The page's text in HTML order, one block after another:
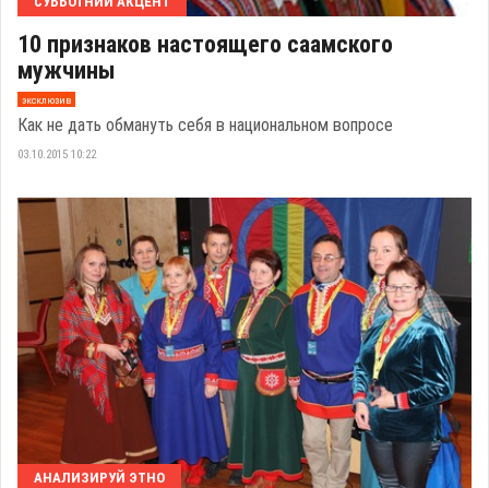
10 признаков настоящего саамского
мужчины
эксклюзив
Как не дать обмануть себя в национальном вопросе
03.10.2015 10:22
АНАЛИЗИРУЙ ЭТНО